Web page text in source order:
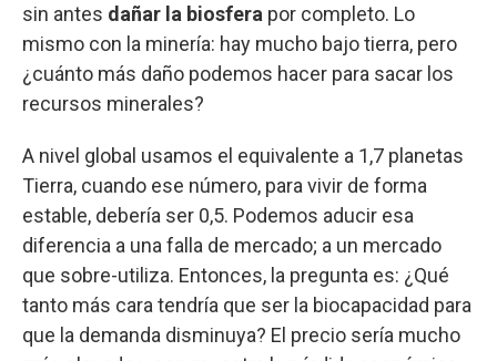
sin antes dañar la biosfera por completo. Lo
mismo con la minería: hay mucho bajo tierra, pero
¿cuánto más daño podemos hacer para sacar los
recursos minerales?
A nivel global usamos el equivalente a 1,7 planetas
Tierra, cuando ese número, para vivir de forma
estable, debería ser 0,5. Podemos aducir esa
diferencia a una falla de mercado; a un mercado
que sobre-utiliza. Entonces, la pregunta es: ¿Qué
tanto más cara tendría que ser la biocapacidad para
que la demanda disminuya? El precio sería mucho